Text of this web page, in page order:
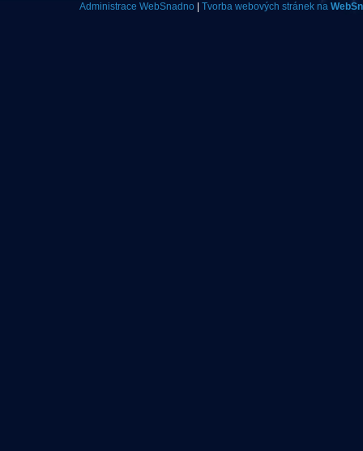
Administrace WebSnadno Tvorba webových stránek na